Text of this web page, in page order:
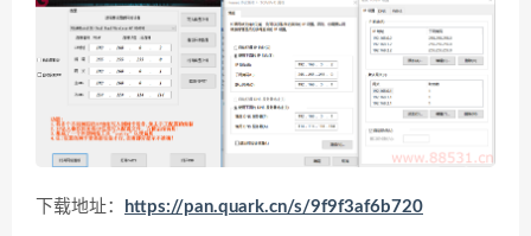
下载地址： https://pan.quark.cn/s/9f9f3af6b720